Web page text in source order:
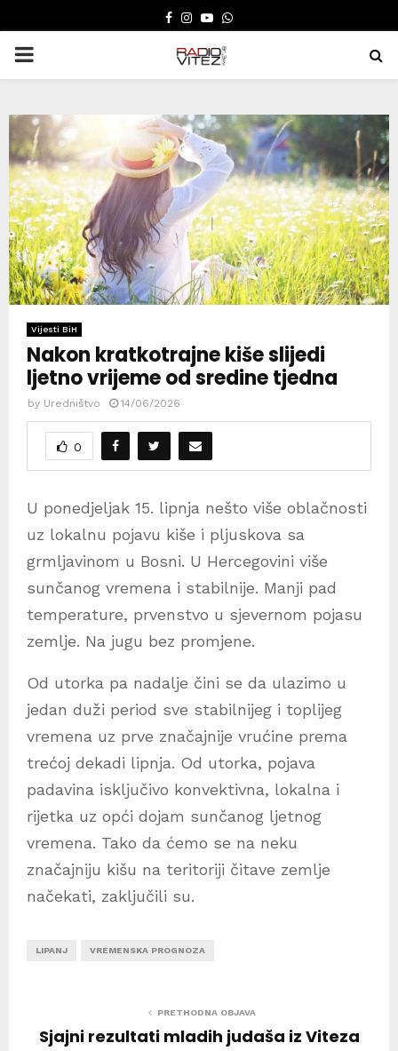
FACEBOOK
INSTAGRAM
YOUTUBE
WHATSAPP
PRIMARY
Vijesti BiH
Nakon kratkotrajne kiše slijedi
ljetno vrijeme od sredine tjedna
by Uredništvo 14/06/2026
0
U ponedjeljak 15. lipnja nešto više oblačnosti
uz lokalnu pojavu kiše i pljuskova sa
grmljavinom u Bosni. U Hercegovini više
sunčanog vremena i stabilnije. Manji pad
temperature, prvenstvo u sjevernom pojasu
zemlje. Na jugu bez promjene.
Od utorka pa nadalje čini se da ulazimo u
jedan duži period sve stabilnijeg i toplijeg
vremena uz prve značajnije vrućine prema
trećoj dekadi lipnja. Od utorka, pojava
padavina isključivo konvektivna, lokalna i
rijetka uz opći dojam sunčanog ljetnog
vremena. Tako da ćemo se na neku
značajniju kišu na teritoriji čitave zemlje
načekati, zaključili su.
LIPANJ VREMENSKA PROGNOZA
PRETHODNA OBJAVA
Sjajni rezultati mladih judaša iz Viteza